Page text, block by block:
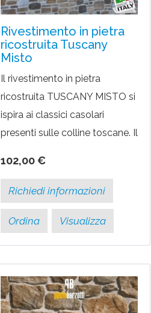
Rivestimento in pietra
ricostruita Tuscany
Misto
Il rivestimento in pietra
ricostruita TUSCANY MISTO si
ispira ai classici casolari
presenti sulle colline toscane. Il
mix di pietre arenaria, mattoni
e sassi di...
102,00 €
Richiedi informazioni
Ordina Visualizza